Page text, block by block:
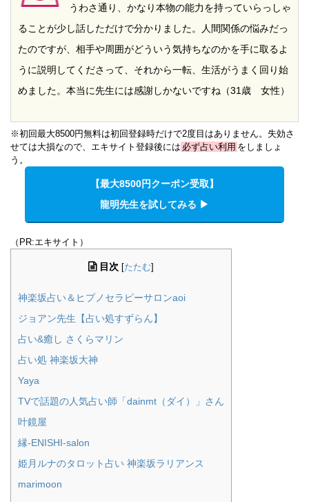
うわさ通り、かなり本物の能力を持っていらっしゃ
ることが少し話しただけで分かりました。人間関係の悩みだっ
たのですが、相手や周囲がどういう気持ちなのかを手に取るよ
うに説明してくださって、それから一転、生活がうまく回り始
めました。本当に先生には感謝しかないですね（31歳 女性）
※初回最大8500円無料は初回登録時だけで2度目はありません。失効さ
せては大損なので、エキサイト登録後には 必ず占い利用 をしましょ
う。
【最大8500円クーポン受取】
龍明先生を試してみる ▶︎
（PR:エキサイト）
目次 たたむ
神楽坂占い＆ヒプノセラピーサロンaoi
ジョアン先生【占い処すずらん】
占い&癒し さくらマリン
占い処 神楽坂大神
Yaya
TVで話題の人気占い師「dainmt（ダイ）」さん
叶鏡屋
縁-ENISHI-salon
姫月ルナのタロット占い 神楽坂ラリアンス
marimoon